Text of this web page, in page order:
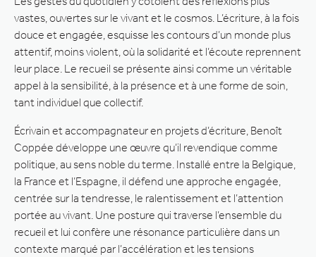
vastes, ouvertes sur le vivant et le cosmos. L’écriture, à la fois
douce et engagée, esquisse les contours d’un monde plus
attentif, moins violent, où la solidarité et l’écoute reprennent
leur place. Le recueil se présente ainsi comme un véritable
appel à la sensibilité, à la présence et à une forme de soin,
tant individuel que collectif.
Écrivain et accompagnateur en projets d’écriture, Benoît
Coppée développe une œuvre qu’il revendique comme
politique, au sens noble du terme. Installé entre la Belgique,
la France et l’Espagne, il défend une approche engagée,
centrée sur la tendresse, le ralentissement et l’attention
portée au vivant. Une posture qui traverse l’ensemble du
recueil et lui confère une résonance particulière dans un
contexte marqué par l’accélération et les tensions